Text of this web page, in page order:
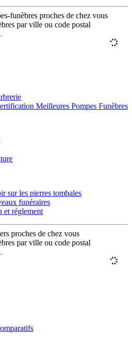
funèbres proches de chez vous
par ville ou code postal
Meilleures Pompes Funèbres
sur les pierres tombales
funéraires
et réglement
proches de chez vous
par ville ou code postal